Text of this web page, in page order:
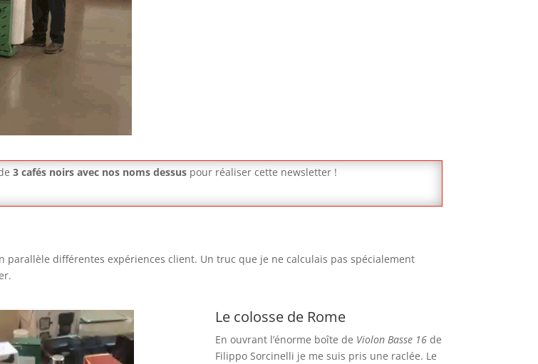
3 cafés noirs avec nos noms dessus pour réaliser cette newsletter !
différentes expériences client. Un truc que je ne calculais pas spécialement
Le colosse de Rome
En ouvrant l’énorme boîte de Violon Basse 16 de
Filippo Sorcinelli je me suis pris une raclée. Le